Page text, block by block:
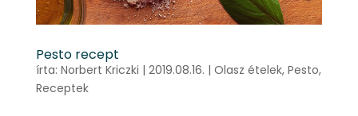
Pesto recept
írta: Norbert Kriczki | 2019.08.16. | Olasz ételek, Pesto,
Receptek